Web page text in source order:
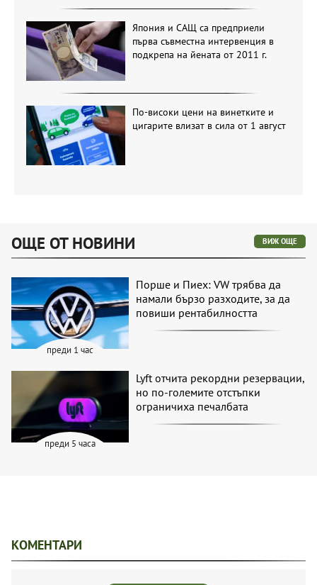
Япония и САЩ са предприели
първа съвместна интервенция в
подкрепа на йената от 2011 г.
По-високи цени на винетките и
цигарите влизат в сила от 1 август
ОЩЕ ОТ НОВИНИ ВИЖ ОЩЕ
преди 1 час
Порше и Пиех: VW трябва да
намали бързо разходите, за да
повиши рентабилността
преди 5 часа
Lyft отчита рекордни резервации,
но по-големите отстъпки
ограничиха печалбата
КОМЕНТАРИ